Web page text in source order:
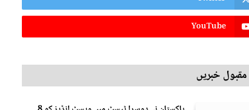
YouTube
مقبول خبریں